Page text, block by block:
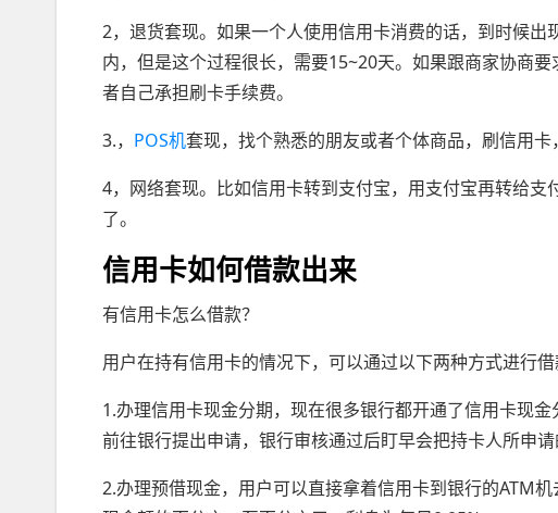
2，退货套现。如果一个人使用信用卡消费的话，到时候
内，但是这个过程很长，需要15~20天。如果跟商家协商
者自己承担刷卡手续费。
3.， POS机套现，找个熟悉的朋友或者个体商品，刷信用
4，网络套现。比如信用卡转到支付宝，用支付宝再转给
了。
信用卡如何借款出来
有信用卡怎么借款？
用户在持有信用卡的情况下，可以通过以下两种方式进行借
1.办理信用卡现金分期，现在很多银行都开通了信用卡现
前往银行提出申请，银行审核通过后盯早会把持卡人所申
2.办理预借现金，用户可以直接拿着信用卡到银行的ATM